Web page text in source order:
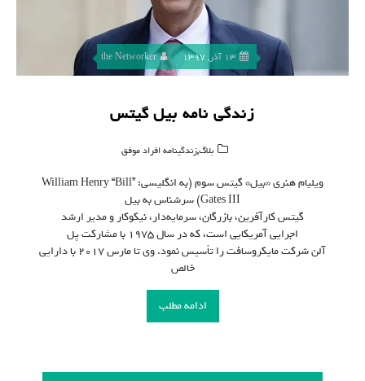
13 آذر, 1397 the Networker
زندگی نامه بیل گیتس
بلاگ,زندگینامه افراد موفق
ویلیام هنری «بیل» گیتس سوم (به انگلیسی: William Henry “Bill”
Gates III) سرشناس به بیل
گیتس کارآفرین، بازرگان، سرمایه‌دار، نیکوکار و مدیر ارشد
اجرایی آمریکایی است، که در سال ۱۹۷۵ با مشارکت پل
آلن شرکت مایکروسافت را تأسیس نمود. وی تا مارس ۲۰۱۷ با دارایی
خالص
ادامه مطلب